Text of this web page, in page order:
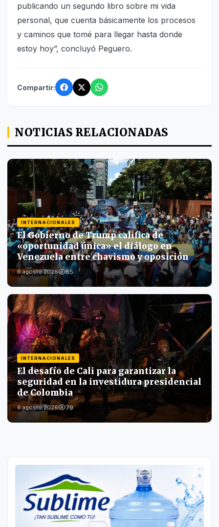
publicando un segundo libro sobre mi vida
personal, que cuenta básicamente los procesos
y caminos que tomé para llegar hasta donde
estoy hoy”, concluyó Peguero.
Compartir:
NOTICIAS RELACIONADAS
INTERNACIONALES
El Gobierno de Trump califica de
«oportunidad única» el diálogo en
Venezuela entre chavismo y oposición
6 agosto 2026 65
INTERNACIONALES
El desafío de Cali para garantizar la
seguridad en la investidura presidencial
de Colombia
6 agosto 2026 79